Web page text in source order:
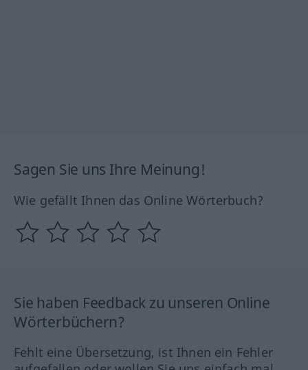
Sagen Sie uns Ihre Meinung!
Wie gefällt Ihnen das Online Wörterbuch?
Sie haben Feedback zu unseren Online
Wörterbüchern?
Fehlt eine Übersetzung, ist Ihnen ein Fehler